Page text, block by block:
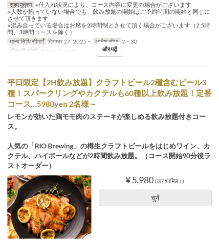
सूक्ष्म मुद्रण ※仕入れ状況により、コース内容に変更の場合がございます
※人数が揃っていない場合でも、飲み放題の開始はご予約時間の開始と同じに
させて頂きます
※混み合っている場合はお席を2時間制とさせて頂く場合がございます（2.5時
間、3時間コースを除く）
मान्य तिथि सीमाएँ दिसम्बर 27, 2025 ~ आदेश सीमा 2 ~ 30
सीट की श्रेणी Table, Counter और पढ़ें
平日限定【2H飲み放題】クラフトビール2種含むビール3
種！スパークリングやカクテルも60種以上飲み放題！定番
コース…5980yen 2名様～
レモンが効いた鶏モモ肉のステーキが楽しめる飲み放題付きコー
ス。
人気の「RIO Brewing」の樽生クラフトビールをはじめワイン、カ
クテル、ハイボールなどが2時間飲み放題。（コース開始90分後ラ
ストオーダー）
¥ 5,980 (कर शामिल।)
चुनें